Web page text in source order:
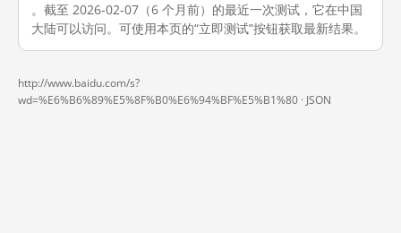
。截至 2026-02-07（6 个月前）的最近一次测试，它在中国
大陆可以访问。可使用本页的“立即测试”按钮获取最新结果。
http://www.baidu.com/s?
wd=%E6%B6%89%E5%8F%B0%E6%94%BF%E5%B1%80 · JSON